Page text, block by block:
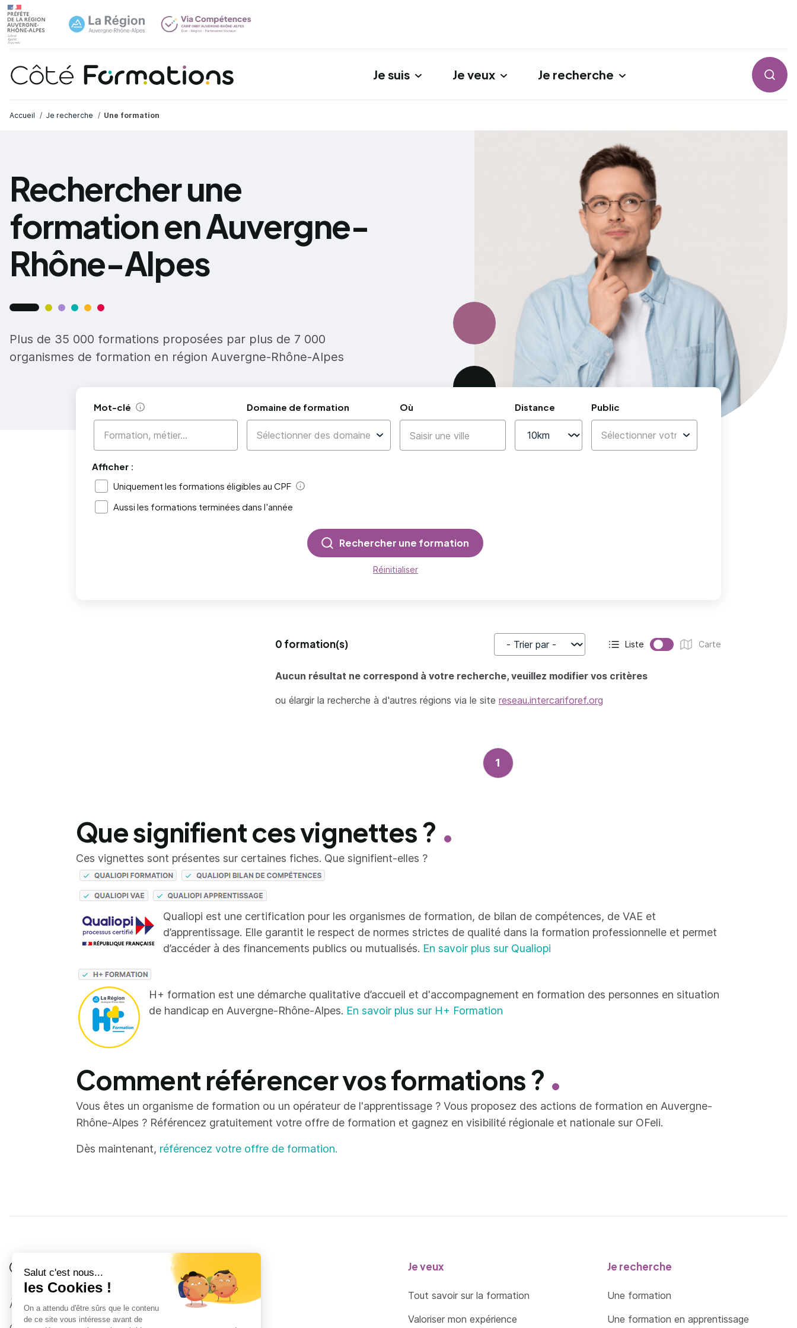
Je suis Je veux Je recherche
Accueil Je recherche Une formation
Rechercher une
formation en Auvergne-
Rhône-Alpes
Plus de 35 000 formations proposées par plus de 7 000
organismes de formation en région Auvergne-Rhône-Alpes
Mot-clé Aide Domaine de formation Où Distance Public
Afficher :
Uniquement les formations éligibles au CPF
Aide
Aussi les formations terminées dans l'année
Rechercher une formation
Réinitialiser
0 formation(s)
Trier par Affichage actif :
Liste
Affichage :
Carte
Aucun résultat ne correspond à votre recherche, veuillez modifier vos critères
ou élargir la recherche à d'autres régions via le site reseau.intercariforef.org
1
Que signifient ces vignettes ?
Ces vignettes sont présentes sur certaines fiches. Que signifient-elles ?
Qualiopi est une certification pour les organismes de formation, de bilan de compétences, de VAE et
d’apprentissage. Elle garantit le respect de normes strictes de qualité dans la formation professionnelle et permet
d’accéder à des financements publics ou mutualisés. En savoir plus sur Qualiopi
H+ formation est une démarche qualitative d’accueil et d'accompagnement en formation des personnes en situation
de handicap en Auvergne-Rhône-Alpes. En savoir plus sur H+ Formation
Comment référencer vos formations ?
Vous êtes un organisme de formation ou un opérateur de l'apprentissage ? Vous proposez des actions de formation en Auvergne-
Rhône-Alpes ? Référencez gratuitement votre offre de formation et gagnez en visibilité régionale et nationale sur OFeli.
Dès maintenant, référencez votre offre de formation.
Côté Formations
À propos
Je suis
Au collège
Je veux
Tout savoir sur la formation
Valoriser mon expérience
Je recherche
Une formation
Une formation en apprentissage